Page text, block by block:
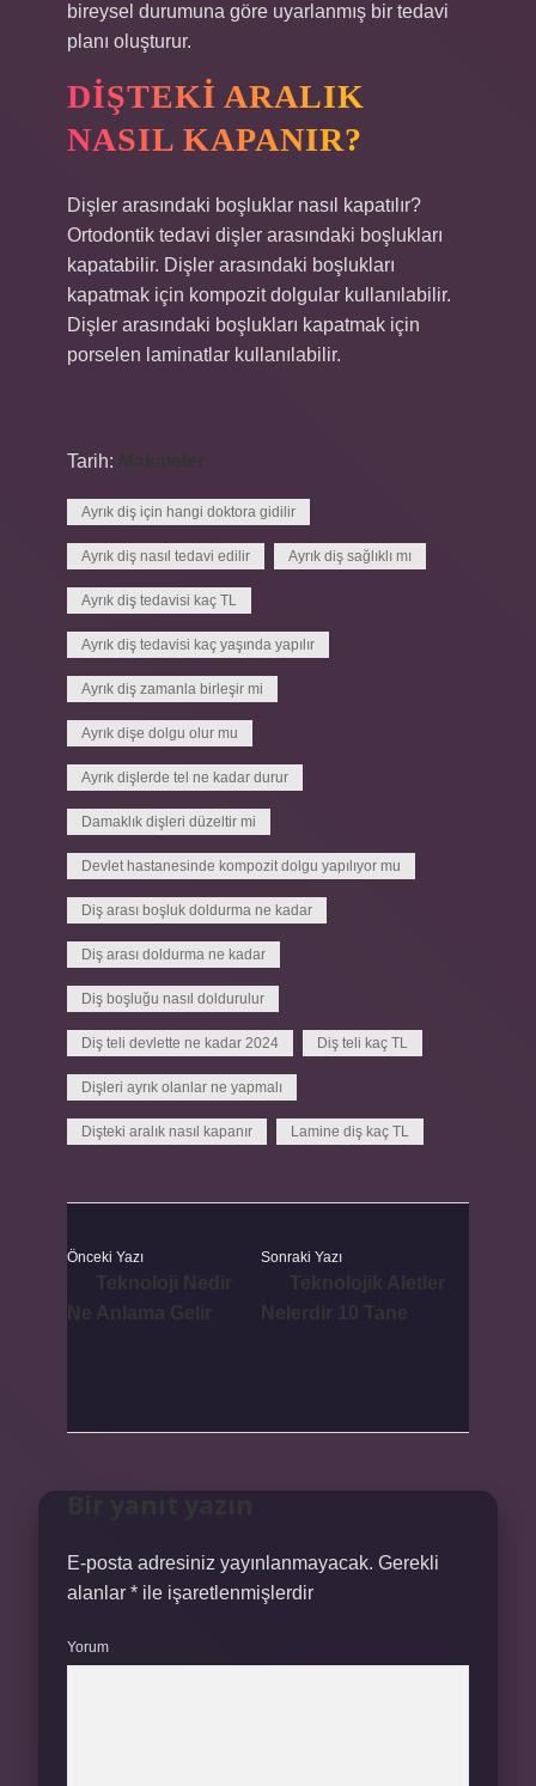
bireysel durumuna göre uyarlanmış bir tedavi
planı oluşturur.
DIŞTEKI ARALIK
NASIL KAPANIR?
Dişler arasındaki boşluklar nasıl kapatılır?
Ortodontik tedavi dişler arasındaki boşlukları
kapatabilir. Dişler arasındaki boşlukları
kapatmak için kompozit dolgular kullanılabilir.
Dişler arasındaki boşlukları kapatmak için
porselen laminatlar kullanılabilir.
Tarih:
Ayrık diş için hangi doktora gidilir
Ayrık diş nasıl tedavi edilir Ayrık diş sağlıklı mı
Ayrık diş tedavisi kaç TL
Ayrık diş tedavisi kaç yaşında yapılır
Ayrık diş zamanla birleşir mi
Ayrık dişe dolgu olur mu
Ayrık dişlerde tel ne kadar durur
Damaklık dişleri düzeltir mi
Devlet hastanesinde kompozit dolgu yapılıyor mu
Diş arası boşluk doldurma ne kadar
Diş arası doldurma ne kadar
Diş boşluğu nasıl doldurulur
Diş teli devlette ne kadar 2024 Diş teli kaç TL
Dişleri ayrık olanlar ne yapmalı
Dişteki aralık nasıl kapanır Lamine diş kaç TL
Önceki Yazı Sonraki Yazı
E-posta adresiniz yayınlanmayacak. Gerekli
alanlar * ile işaretlenmişlerdir
Yorum